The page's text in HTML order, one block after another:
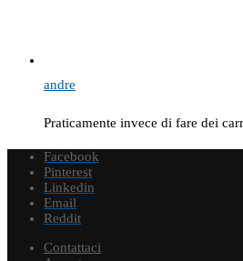
andre
Praticamente invece di fare dei
Facebook
Pinterest
Linkedin
Email
Reddit
Contattaci